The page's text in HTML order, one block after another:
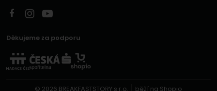
Děkujeme za podporu
© 2026 BREAKFASTSTORY s.r.o. běží na Shopio